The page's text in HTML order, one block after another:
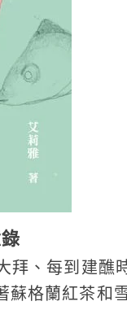
、每到建醮
格蘭紅茶和